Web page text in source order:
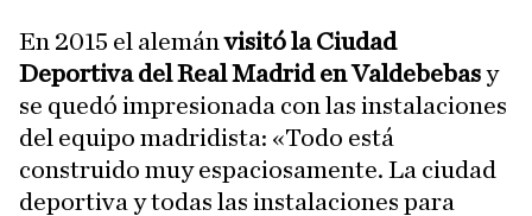
En 2015 el alemánvisitó la Ciudad
Deportiva del Real Madrid en Valdebebasy
se quedó impresionada con las instalaciones
del equipo madridista: «Todo está
construido muy espaciosamente. La ciudad
deportiva y todas las instalaciones para